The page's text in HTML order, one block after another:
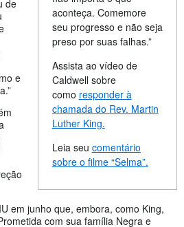
aconteça. Comemore
seu progresso e não seja
preso por suas falhas.”
Assista ao vídeo de
Caldwell sobre
como responder à
chamada do Rev. Martin
Luther King.
Leia seu comentário
sobre o filme “Selma”.
de
e
em junho que, embora, como King,
com sua família Negra e